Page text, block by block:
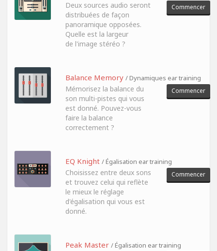
Deux sources audio seront
distribuées de façon
panoramique opposées.
Quelle est la largeur
de l'image stéréo ?
Commencer
Balance Memory / Dynamiques ear training
Mémorisez la balance du
son multi-pistes qui vous
est donné. Pouvez-vous
faire la balance
correctement ?
Commencer
EQ Knight / Égalisation ear training
Choisissez entre deux sons
et trouvez celui qui reflète
le mieux le réglage
d'égalisation qui vous est
donné.
Commencer
Peak Master / Égalisation ear training